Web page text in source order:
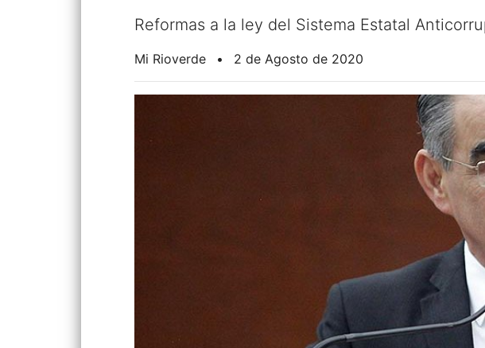
Reformas a la ley del Sistema Estatal
Mi Rioverde • 2 de Agosto de 2020